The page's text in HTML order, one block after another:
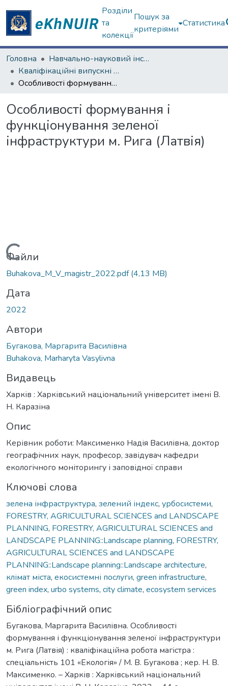
Розділи
та
колекції
Пошук за
критеріями
Статистика
Головна
Навчально-науковий інститут екології, зеленої енергетики та сталого розвитку
Кваліфікаційні випускні роботи магістрів. Навчально-науковий інститут екології, зеленої енергетики та сталого розвитку
Особливості формування і функціонування зеленої інфраструктури м. Рига (Латвія)
Особливості формування і
функціонування зеленої
інфраструктури м. Рига (Латвія)
Вантажиться...
Файли
Buhakova_M_V_magistr_2022.pdf(4,13 MB)
Дата
2022
Автори
Бугакова, Маргарита Василівна
Buhakova, Marharyta Vasylivna
Видавець
Харків : Харківський національний університет імені В.
Н. Каразіна
Опис
Керівник роботи: Максименко Надія Василівна, доктор
географічних наук, професор, завідувач кафедри
екологічного моніторингу і заповідної справи
Ключові слова
зелена інфраструктура, зелений індекс, урбосистеми,
FORESTRY, AGRICULTURAL SCIENCES and LANDSCAPE
PLANNING, FORESTRY, AGRICULTURAL SCIENCES and
LANDSCAPE PLANNING::Landscape planning, FORESTRY,
AGRICULTURAL SCIENCES and LANDSCAPE
PLANNING::Landscape planning::Landscape architecture,
клімат міста, екосистемні послуги, green infrastructure,
green index, urbo systems, city climate, ecosystem services
Бібліографічний опис
Бугакова, Маргарита Василівна. Особливості
формування і функціонування зеленої інфраструктури
м. Рига (Латвія) : кваліфікаційна робота магістра :
спеціальність 101 «Екологія» / М. В. Бугакова ; кер. Н. В.
Максименко. – Харків : Харківський національний